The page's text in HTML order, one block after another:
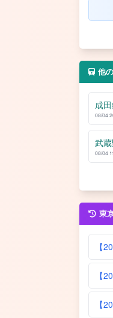
他
成
08/04
武
08/04
東
【
【
【